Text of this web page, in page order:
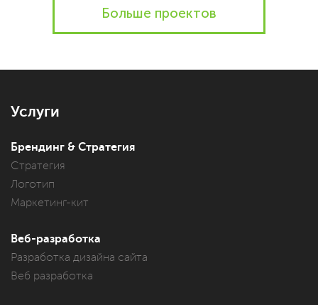
Больше проектов
Услуги
Брендинг & Стратегия
Стратегия
Логотип
Маркетинг-кит
Веб-разработка
Разработка дизайна сайта
Веб разработка